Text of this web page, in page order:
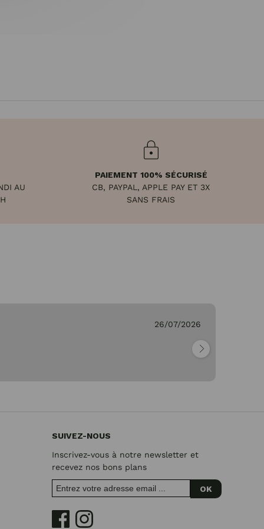
AU
PAIEMENT 100% SÉCURISÉ
CB, PAYPAL, APPLE PAY ET 3X
SANS FRAIS
Genevieve C.
SUIVEZ-NOUS
Inscrivez-vous à notre newsletter et
recevez nos bons plans
OK